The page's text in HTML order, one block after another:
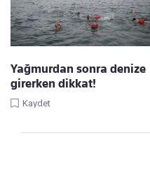
Yağmurdan sonra denize
girerken dikkat!
Kaydet